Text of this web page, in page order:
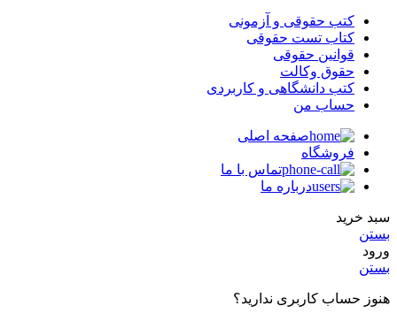
کتب حقوقی و آزمونی
کتاب تست حقوقی
قوانین حقوقی
حقوق وکالت
کتب دانشگاهی و کاربردی
حساب من
صفحه اصلی
فروشگاه
تماس با ما
درباره ما
سبد خرید
بستن
ورود
بستن
هنوز حساب کاربری ندارید؟